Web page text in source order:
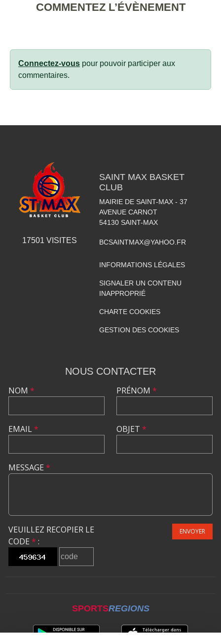
COMMENTEZ L’ÉVÈNEMENT
Connectez-vous pour pouvoir participer aux
commentaires.
17501 VISITES
SAINT MAX BASKET
CLUB
MAIRIE DE SAINT-MAX - 37
AVENUE CARNOT
54130 SAINT-MAX
BCSAINTMAX@YAHOO.FR
INFORMATIONS LÉGALES
SIGNALER UN CONTENU
INAPPROPRIÉ
CHARTE COOKIES
GESTION DES COOKIES
NOUS CONTACTER
NOM *
EMAIL*
PRÉNOM *
OBJET *
MESSAGE *
VEUILLEZ RECOPIER LE
CODE * :
ENVOYER
SPORTSREGIONS